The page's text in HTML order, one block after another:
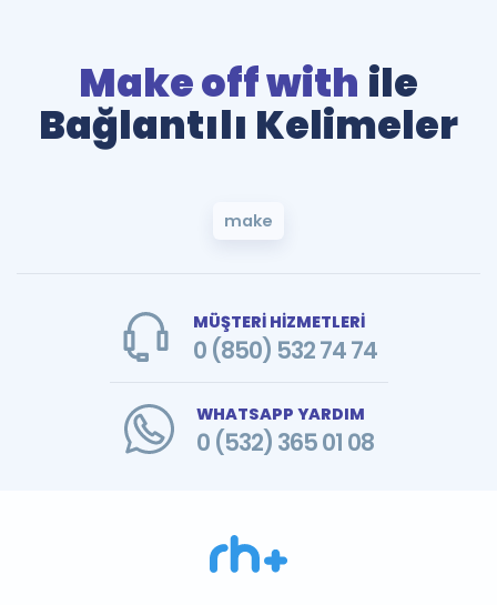
Make off with ile
Bağlantılı Kelimeler
make
MÜŞTERİ HİZMETLERİ
0 (850) 532 74 74
WHATSAPP YARDIM
0 (532) 365 01 08